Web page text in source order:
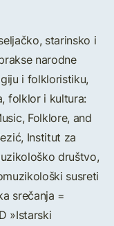
starinsko i
narodne
i folkloristiku,
folklor i kultura:
Folklore, and
Institut za
društvo,
susreti
srečanja =
»Istarski